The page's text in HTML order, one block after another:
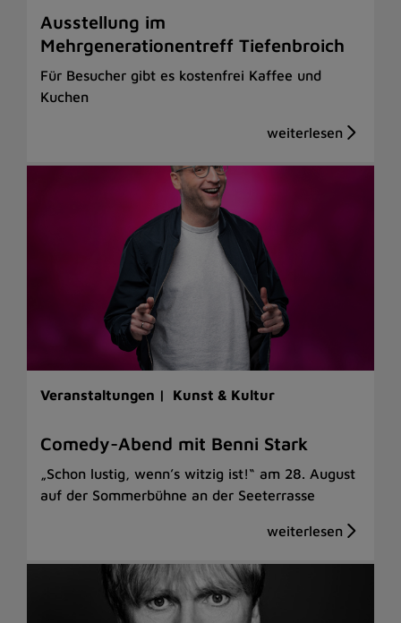
Ausstellung im
Mehrgenerationentreff Tiefenbroich
Für Besucher gibt es kostenfrei Kaffee und
Kuchen
Veranstaltungen | Kunst & Kultur
Comedy-Abend mit Benni Stark
„Schon lustig, wenn’s witzig ist!“ am 28. August
auf der Sommerbühne an der Seeterrasse